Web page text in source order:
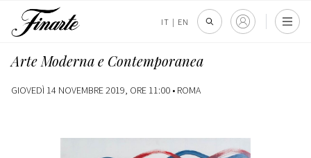
IT | EN
Arte Moderna e Contemporanea
GIOVEDÌ 14 NOVEMBRE 2019, ORE 11:00 • ROMA